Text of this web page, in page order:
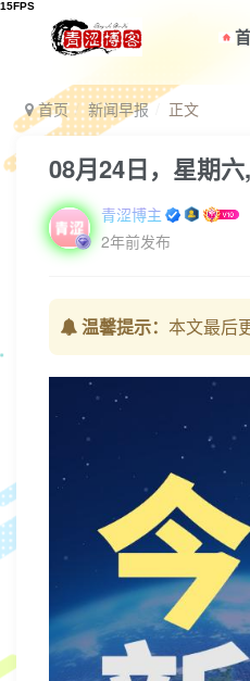
首页 新闻早报 正文
08月24日，星期六
青涩博主
2年前发布
温馨提示： 本文最后